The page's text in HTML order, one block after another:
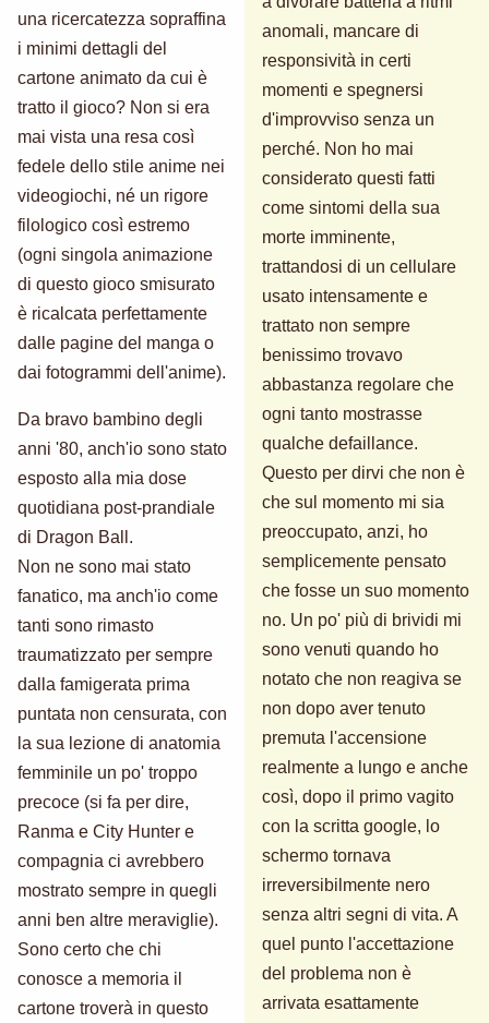
una ricercatezza sopraffina
i minimi dettagli del
cartone animato da cui è
tratto il gioco? Non si era
mai vista una resa così
fedele dello stile anime nei
videogiochi, né un rigore
filologico così estremo
(ogni singola animazione
di questo gioco smisurato
è ricalcata perfettamente
dalle pagine del manga o
dai fotogrammi dell'anime).
Da bravo bambino degli
anni '80, anch'io sono stato
esposto alla mia dose
quotidiana post-prandiale
di Dragon Ball.
Non ne sono mai stato
fanatico, ma anch'io come
tanti sono rimasto
traumatizzato per sempre
dalla famigerata prima
puntata non censurata, con
la sua lezione di anatomia
femminile un po' troppo
precoce (si fa per dire,
Ranma e City Hunter e
compagnia ci avrebbero
mostrato sempre in quegli
anni ben altre meraviglie).
Sono certo che chi
conosce a memoria il
cartone troverà in questo
anomali, mancare di
responsività in certi
momenti e spegnersi
d'improvviso senza un
perché. Non ho mai
considerato questi fatti
come sintomi della sua
morte imminente,
trattandosi di un cellulare
usato intensamente e
trattato non sempre
benissimo trovavo
abbastanza regolare che
ogni tanto mostrasse
qualche defaillance.
Questo per dirvi che non è
che sul momento mi sia
preoccupato, anzi, ho
semplicemente pensato
che fosse un suo momento
no. Un po' più di brividi mi
sono venuti quando ho
notato che non reagiva se
non dopo aver tenuto
premuta l'accensione
realmente a lungo e anche
così, dopo il primo vagito
con la scritta google, lo
schermo tornava
irreversibilmente nero
senza altri segni di vita. A
quel punto l'accettazione
del problema non è
arrivata esattamente